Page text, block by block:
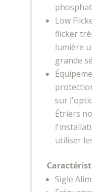
Low
flicker
lumière
grande
sur
Étriers
utiliser
Sigle